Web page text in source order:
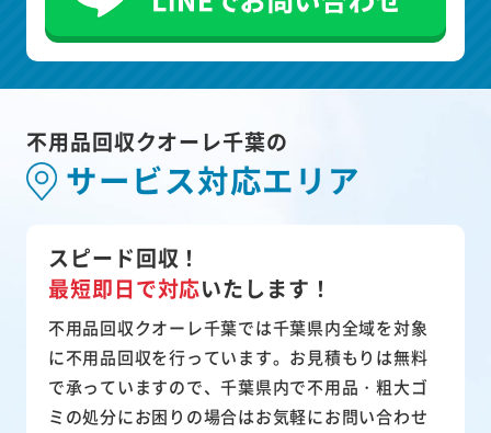
不用品回収クオーレ千葉の
サービス対応エリア
スピード回収！
最短即日で対応いたします！
不用品回収クオーレ千葉では千葉県内全域を対象
に不用品回収を行っています。お見積もりは無料
で承っていますので、千葉県内で不用品・粗大ゴ
ミの処分にお困りの場合はお気軽にお問い合わせ